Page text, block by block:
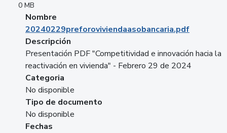
0 MB
Nombre
20240229preforoviviendaasobancaria.pdf
Descripción
Presentación PDF "Competitividad e innovación hacia la
reactivación en vivienda" - Febrero 29 de 2024
Categoria
No disponible
Tipo de documento
No disponible
Fechas